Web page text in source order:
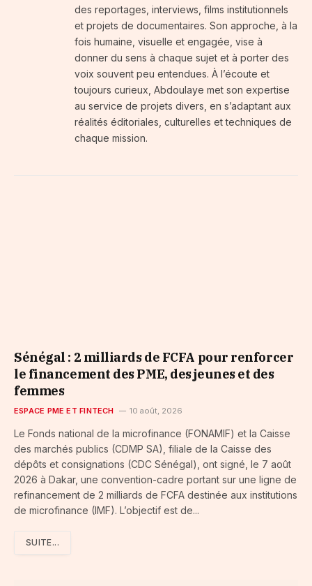
des reportages, interviews, films institutionnels
et projets de documentaires. Son approche, à la
fois humaine, visuelle et engagée, vise à
donner du sens à chaque sujet et à porter des
voix souvent peu entendues. À l’écoute et
toujours curieux, Abdoulaye met son expertise
au service de projets divers, en s’adaptant aux
réalités éditoriales, culturelles et techniques de
chaque mission.
Sénégal : 2 milliards de FCFA pour renforcer
le financement des PME, des jeunes et des
femmes
ESPACE PME ET FINTECH 10 août, 2026
Le Fonds national de la microfinance (FONAMIF) et la Caisse
des marchés publics (CDMP SA), filiale de la Caisse des
dépôts et consignations (CDC Sénégal), ont signé, le 7 août
2026 à Dakar, une convention-cadre portant sur une ligne de
refinancement de 2 milliards de FCFA destinée aux institutions
de microfinance (IMF). L’objectif est de...
SUITE...